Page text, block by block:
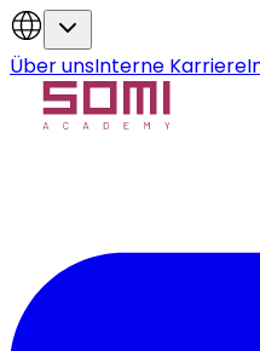
Über unsInterne Karriere